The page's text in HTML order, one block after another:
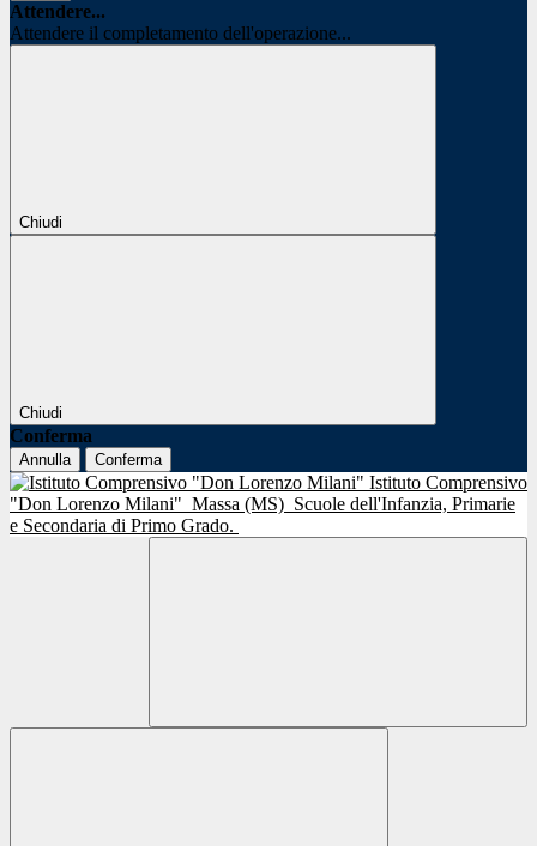
Attendere...
Attendere il completamento dell'operazione...
Chiudi
Chiudi
Conferma
Annulla Conferma
Istituto Comprensivo
"Don Lorenzo Milani" Massa (MS) Scuole dell'Infanzia, Primarie
e Secondaria di Primo Grado.